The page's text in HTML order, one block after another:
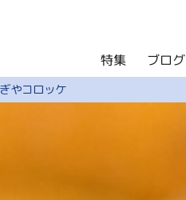
・体験
やコロッケ
特集 ブログ